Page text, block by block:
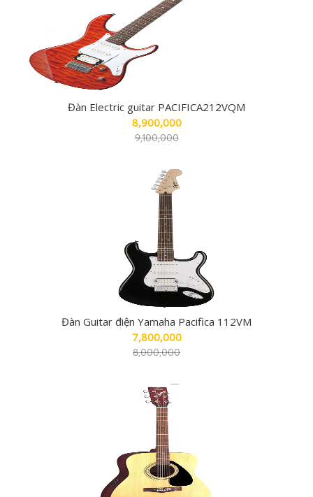
Đàn Electric guitar PACIFICA212VQM
8,900,000
9,100,000
Đàn Guitar điện Yamaha Pacifica 112VM
7,800,000
8,000,000